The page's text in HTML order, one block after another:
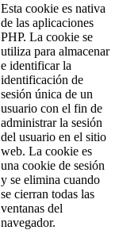
Esta cookie es nativa
de las aplicaciones
PHP. La cookie se
utiliza para almacenar
e identificar la
identificación de
sesión única de un
usuario con el fin de
administrar la sesión
del usuario en el sitio
web. La cookie es
una cookie de sesión
y se elimina cuando
se cierran todas las
ventanas del
navegador.